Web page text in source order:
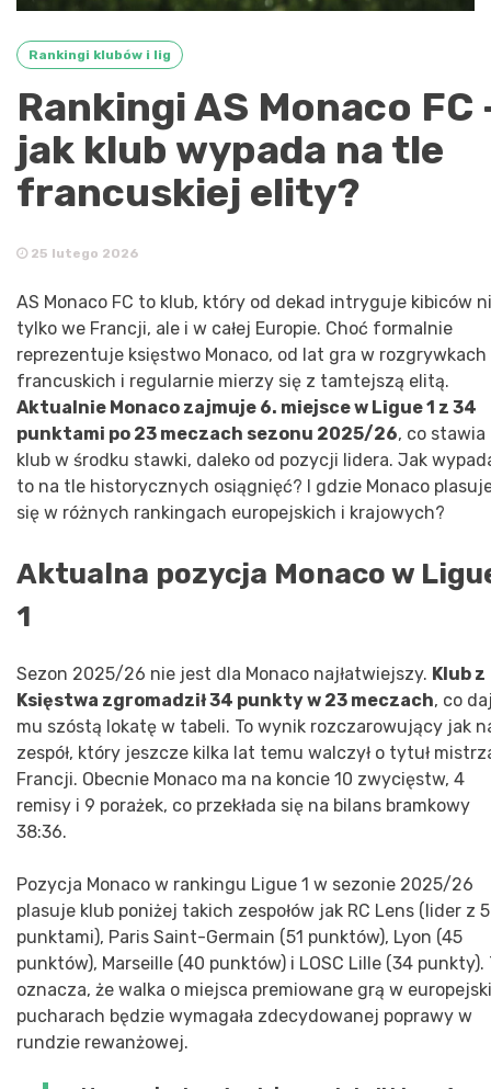
Rankingi klubów i lig
Rankingi AS Monaco FC
jak klub wypada na tle
francuskiej elity?
25 lutego 2026
AS Monaco FC to klub, który od dekad intryguje kibiców
tylko we Francji, ale i w całej Europie. Choć formalnie
reprezentuje księstwo Monaco, od lat gra w rozgrywkach
francuskich i regularnie mierzy się z tamtejszą elitą.
Aktualnie Monaco zajmuje 6. miejsce w Ligue 1 z 34
punktami po 23 meczach sezonu 2025/26, co stawia
klub w środku stawki, daleko od pozycji lidera. Jak
to na tle historycznych osiągnięć? I gdzie Monaco
się w różnych rankingach europejskich i krajowych?
Aktualna pozycja Monaco w
1
Sezon 2025/26 nie jest dla Monaco najłatwiejszy. Klub z
Księstwa zgromadził 34 punkty w 23 meczach, co
mu szóstą lokatę w tabeli. To wynik rozczarowujący jak
zespół, który jeszcze kilka lat temu walczył o tytuł
Francji. Obecnie Monaco ma na koncie 10 zwycięstw, 4
remisy i 9 porażek, co przekłada się na bilans bramkowy
38:36.
Pozycja Monaco w rankingu Ligue 1 w sezonie 2025/26
plasuje klub poniżej takich zespołów jak RC Lens (lider z
punktami), Paris Saint-Germain (51 punktów), Lyon (45
punktów), Marseille (40 punktów) i LOSC Lille (34 punkty).
oznacza, że walka o miejsca premiowane grą w
pucharach będzie wymagała zdecydowanej poprawy w
rundzie rewanżowej.